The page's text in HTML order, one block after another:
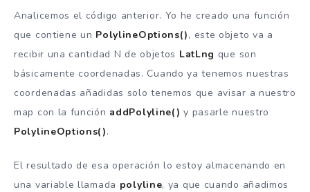
Analicemos el código anterior. Yo he creado una función
que contiene un PolylineOptions(), este objeto va a
recibir una cantidad N de objetos LatLng que son
básicamente coordenadas. Cuando ya tenemos nuestras
coordenadas añadidas solo tenemos que avisar a nuestro
map con la función addPolyline() y pasarle nuestro
PolylineOptions().
El resultado de esa operación lo estoy almacenando en
una variable llamada polyline, ya que cuando añadimos